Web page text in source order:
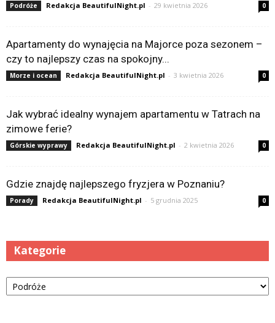
Podróże Redakcja BeautifulNight.pl - 29 kwietnia 2026 0
Apartamenty do wynajęcia na Majorce poza sezonem –
czy to najlepszy czas na spokojny...
Morze i ocean Redakcja BeautifulNight.pl - 3 kwietnia 2026 0
Jak wybrać idealny wynajem apartamentu w Tatrach na
zimowe ferie?
Górskie wyprawy Redakcja BeautifulNight.pl - 2 kwietnia 2026 0
Gdzie znajdę najlepszego fryzjera w Poznaniu?
Porady Redakcja BeautifulNight.pl - 5 grudnia 2025 0
Kategorie
Kategorie